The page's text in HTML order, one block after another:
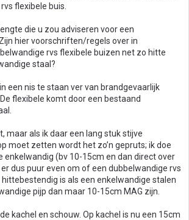
flexibele buis.
die u zou adviseren voor een
hier voorschriften/regels over in
rvs flexibele buizen net zo hitte
staal?
een nis te staan ver van brandgevaarlijk
flexibele komt door een bestaand
maar als ik daar een lang stuk stijve
moet zetten wordt het zo’n gepruts; ik doe
enkelwandig (bv 10-15cm en dan direct over
dus puur even om of een dubbelwandige rvs
is als een enkelwandige stalen
pijp dan maar 10-15cm MAG zijn.
kachel en schouw. Op kachel is nu een 15cm